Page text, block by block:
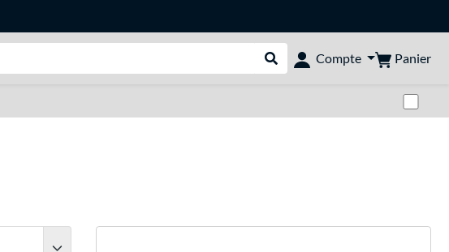
Rechercher dans le shop
Compte Panier